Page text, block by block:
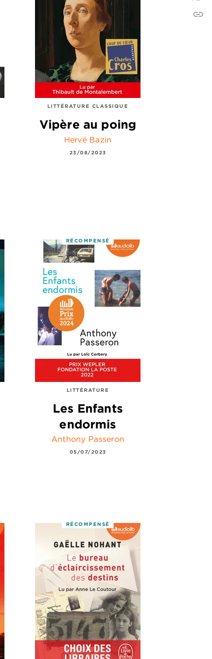
LITTÉRATURE CLASSIQUE
Vipère au poing
Hervé Bazin
23/08/2023
RÉCOMPENSÉ
LITTÉRATURE
Les Enfants
endormis
Anthony Passeron
05/07/2023
RÉCOMPENSÉ
link